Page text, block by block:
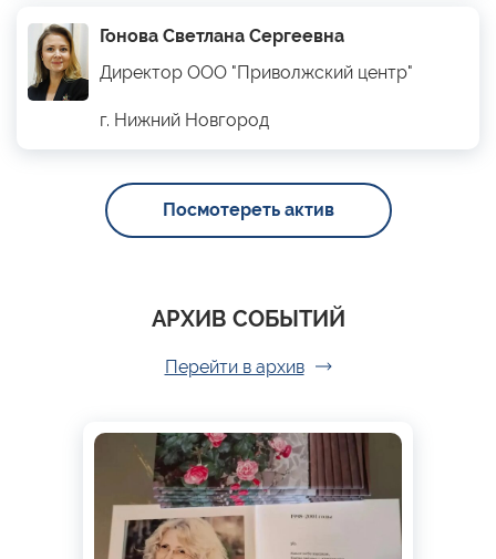
Гонова Светлана Сергеевна
Директор ООО "Приволжский центр"
г. Нижний Новгород
Посмотереть актив
АРХИВ СОБЫТИЙ
Перейти в архив